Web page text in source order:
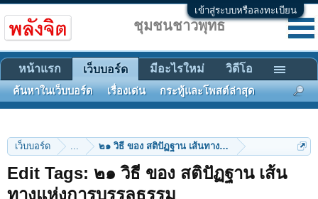
เข้าสู่ระบบหรือลงทะเบียน
เว็บบอร์ด ... ๒๑ วิธี ของ สติปัฏฐาน เส้นทางแห่งการบรรลุธรรม
Edit Tags: ๒๑ วิธี ของ สติปัฏฐาน เส้น
ทางแห่งการบรรลุธรรม
ชุมชนชาวพุทธ
หน้าแรก เว็บบอร์ด
ค้นหาในเว็บบอร์ด เรื่องเด่น กระทู้และโพสต์ล่าสุด
มีอะไรใหม่ วิดีโอ